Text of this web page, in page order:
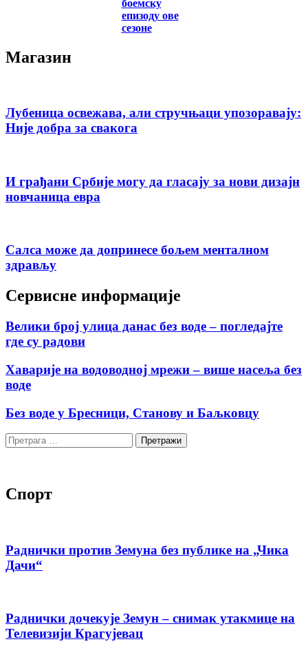
боемску
епизоду ове
сезоне
Магазин
Лубеница освежава, али стручњаци упозоравају:
Није добра за свакога
И грађани Србије могу да гласају за нови дизајн
новчаница евра
Салса може да допринесе бољем менталном
здрављу
Сервисне информације
Велики број улица данас без воде – погледајте
где су радови
Хаварије на водоводној мрежи – више насеља без
воде
Без воде у Бресници, Станову и Баљковцу
Претрага
за:
Спорт
Раднички против Земуна без публике на „Чика
Дачи“
Раднички дочекује Земун – снимак утакмице на
Телевизији Крагујевац